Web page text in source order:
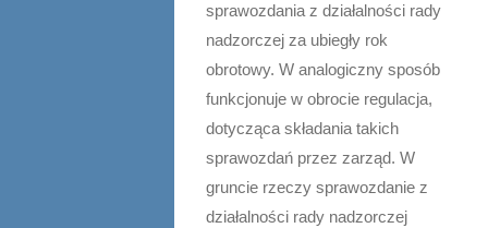
sprawozdania z działalności rady
nadzorczej za ubiegły rok
obrotowy. W analogiczny sposób
funkcjonuje w obrocie regulacja,
dotycząca składania takich
sprawozdań przez zarząd. W
gruncie rzeczy sprawozdanie z
działalności rady nadzorczej